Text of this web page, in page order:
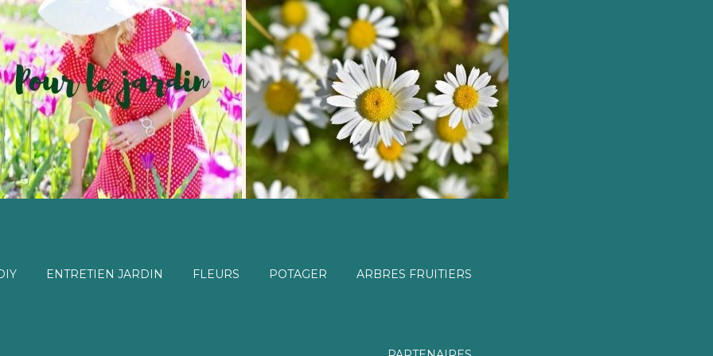
ENTRETIEN JARDIN FLEURS POTAGER ARBRES FRUITIERS